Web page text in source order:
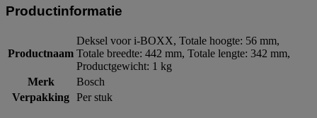
Productinformatie
Productnaam
Deksel voor i-BOXX, Totale hoogte: 56 mm,
Totale breedte: 442 mm, Totale lengte: 342 mm,
Productgewicht: 1 kg
Merk
Bosch
Verpakking Per stuk